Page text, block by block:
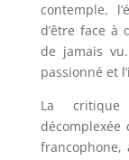
contemple,
d’être face à
de jamais
passionné et
La
francophone,